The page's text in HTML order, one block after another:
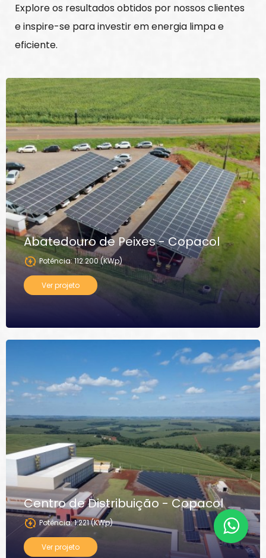
Explore os resultados obtidos por nossos clientes
e inspire-se para investir em energia limpa e
eficiente.
Abatedouro de Peixes - Copacol
Potência: 112.200 (KWp)
Ver projeto
Centro de Distribuição - Copacol
Potência: 1.221 (KWp)
Ver projeto